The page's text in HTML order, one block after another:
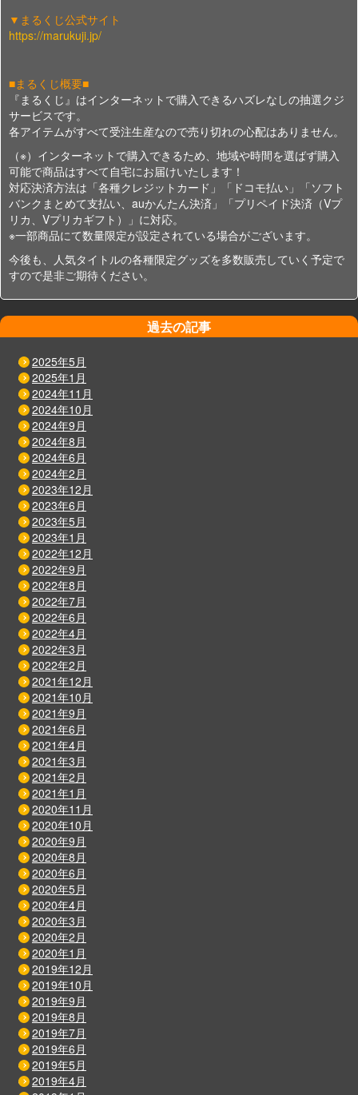
▼まるくじ公式サイト
https://marukuji.jp/
■まるくじ概要■
『まるくじ』はインターネットで購入できるハズレなしの抽選クジ
サービスです。
各アイテムがすべて受注生産なので売り切れの心配はありません。
（※）インターネットで購入できるため、地域や時間を選ばず購入
可能で商品はすべて自宅にお届けいたします！
対応決済方法は「各種クレジットカード」「ドコモ払い」「ソフト
バンクまとめて支払い、auかんたん決済」「プリペイド決済（Vプ
リカ、Vプリカギフト）」に対応。
※一部商品にて数量限定が設定されている場合がございます。
今後も、人気タイトルの各種限定グッズを多数販売していく予定で
すので是非ご期待ください。
過去の記事
2025年5月
2025年1月
2024年11月
2024年10月
2024年9月
2024年8月
2024年6月
2024年2月
2023年12月
2023年6月
2023年5月
2023年1月
2022年12月
2022年9月
2022年8月
2022年7月
2022年6月
2022年4月
2022年3月
2022年2月
2021年12月
2021年10月
2021年9月
2021年6月
2021年4月
2021年3月
2021年2月
2021年1月
2020年11月
2020年10月
2020年9月
2020年8月
2020年6月
2020年5月
2020年4月
2020年3月
2020年2月
2020年1月
2019年12月
2019年10月
2019年9月
2019年8月
2019年7月
2019年6月
2019年5月
2019年4月